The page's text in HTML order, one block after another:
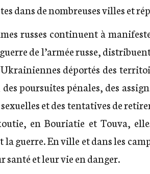
dans de nombreuses villes et
russes continuent à
de l’armée russe,
déportés des
poursuites pénales, des
et des tentatives de
en Bouriatie et Touva,
guerre. En ville et dans les
santé et leur vie en danger.